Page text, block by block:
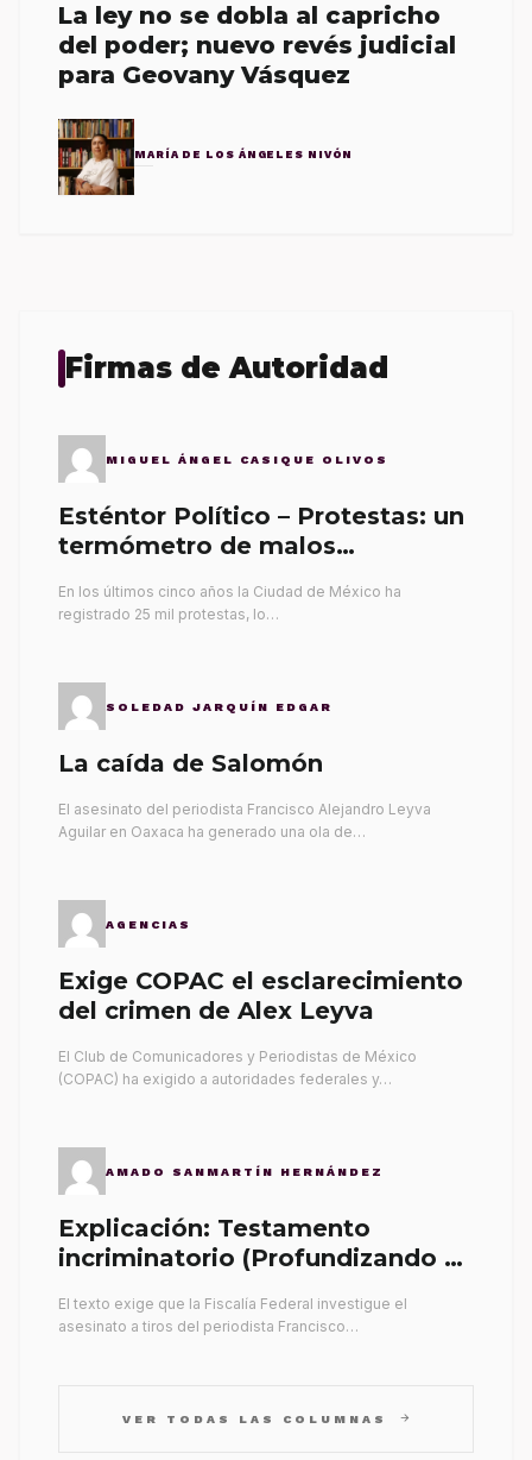
La ley no se dobla al capricho
del poder; nuevo revés judicial
para Geovany Vásquez
MARÍA DE LOS ÁNGELES NIVÓN
Firmas de Autoridad
MIGUEL ÁNGEL CASIQUE OLIVOS
Esténtor Político – Protestas: un
termómetro de malos
En los últimos cinco años la Ciudad de México ha
registrado 25 mil protestas, lo…
SOLEDAD JARQUÍN EDGAR
La caída de Salomón
El asesinato del periodista Francisco Alejandro Leyva
Aguilar en Oaxaca ha generado una ola de…
AGENCIAS
Exige COPAC el esclarecimiento
del crimen de Alex Leyva
El Club de Comunicadores y Periodistas de México
(COPAC) ha exigido a autoridades federales y…
AMADO SANMARTÍN HERNÁNDEZ
Explicación: Testamento
incriminatorio (Profundizando su
El texto exige que la Fiscalía Federal investigue el
asesinato a tiros del periodista Francisco…
VER TODAS LAS COLUMNAS arrow_forward